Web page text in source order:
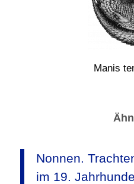
Manis
Nonnen.
im 19.